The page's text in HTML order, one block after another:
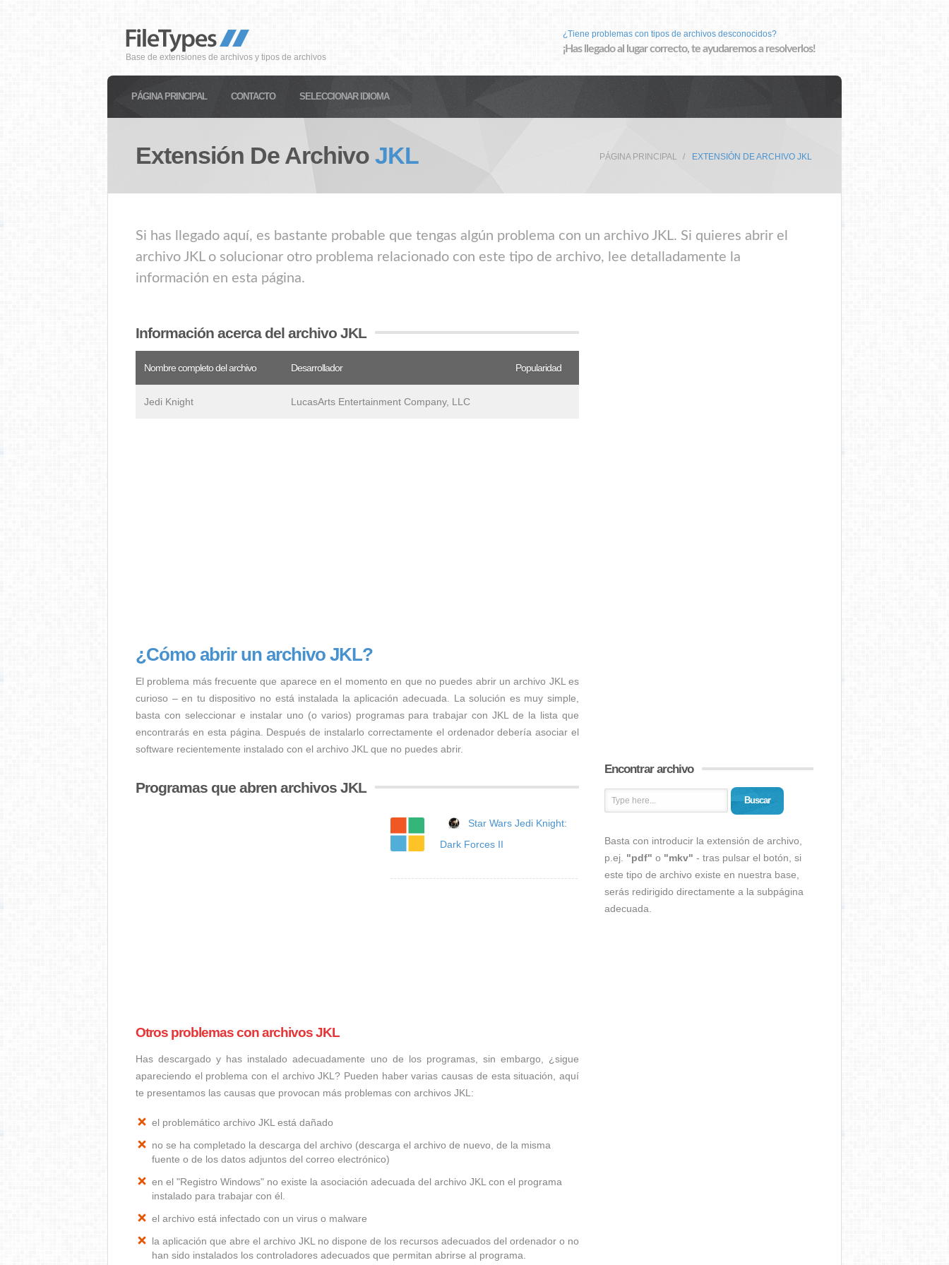
Base de extensiones de archivos y tipos de archivos
¿Tiene problemas con tipos de archivos desconocidos?
¡Has llegado al lugar correcto, te ayudaremos a resolverlos!
PÁGINA PRINCIPAL CONTACTO SELECCIONAR IDIOMA
Extensión De Archivo JKL PÁGINA PRINCIPAL EXTENSIÓN DE ARCHIVO JKL
Si has llegado aquí, es bastante probable que tengas algún problema con un archivo JKL. Si quieres abrir el
archivo JKL o solucionar otro problema relacionado con este tipo de archivo, lee detalladamente la
información en esta página.
Información acerca del archivo JKL
Nombre completo del archivo Desarrollador Popularidad
Jedi Knight LucasArts Entertainment Company, LLC
¿Cómo abrir un archivo JKL?
El problema más frecuente que aparece en el momento en que no puedes abrir un archivo JKL es
curioso – en tu dispositivo no está instalada la aplicación adecuada. La solución es muy simple,
basta con seleccionar e instalar uno (o varios) programas para trabajar con JKL de la lista que
encontrarás en esta página. Después de instalarlo correctamente el ordenador debería asociar el
software recientemente instalado con el archivo JKL que no puedes abrir.
Programas que abren archivos JKL
Star Wars Jedi Knight:
Dark Forces II
Otros problemas con archivos JKL
Has descargado y has instalado adecuadamente uno de los programas, sin embargo, ¿sigue
apareciendo el problema con el archivo JKL? Pueden haber varias causas de esta situación, aquí
te presentamos las causas que provocan más problemas con archivos JKL:
el problemático archivo JKL está dañado
no se ha completado la descarga del archivo (descarga el archivo de nuevo, de la misma
fuente o de los datos adjuntos del correo electrónico)
en el "Registro Windows" no existe la asociación adecuada del archivo JKL con el programa
instalado para trabajar con él.
el archivo está infectado con un virus o malware
la aplicación que abre el archivo JKL no dispone de los recursos adecuados del ordenador o no
han sido instalados los controladores adecuados que permitan abrirse al programa.
Encontrar archivo
Buscar
Basta con introducir la extensión de archivo,
p.ej. "pdf" o "mkv" - tras pulsar el botón, si
este tipo de archivo existe en nuestra base,
serás redirigido directamente a la subpágina
adecuada.